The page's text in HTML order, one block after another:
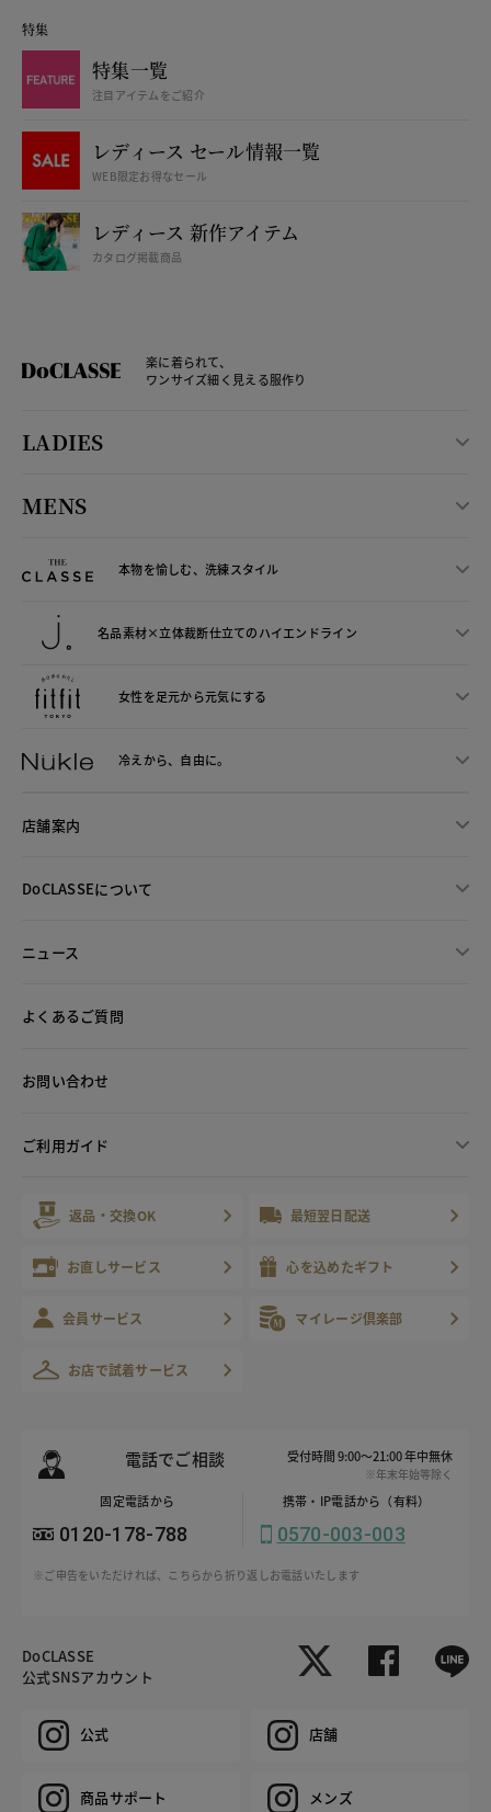
特集
特集一覧
注目アイテムをご紹介
レディース セール情報一覧
WEB限定お得なセール
レディース 新作アイテム
カタログ掲載商品
楽に着られて、
ワンサイズ細く見える服作り
LADIES
MENS
本物を愉しむ、洗練スタイル
名品素材×立体裁断仕立てのハイエンドライン
女性を足元から元気にする
冷えから、 自由に。
店舗案内
DoCLASSEについて
ニュース
よくあるご質問
お問い合わせ
ご利用ガイド
返品・交換OK 最短翌日配送
お直しサービス 心を込めたギフト
会員サービス マイレージ倶楽部
お店で試着サービス
電話でご相談 受付時間 9:00～21:00 年中無休
※年末年始等除く
固定電話から
0120-178-788
携帯・IP電話から（有料）
0570-003-003
※ご申告をいただければ、こちらから折り返しお電話いたします
DoCLASSE
公式SNSアカウント
公式 店舗
商品サポート メンズ